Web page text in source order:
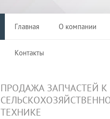
Главная О компании
Контакты
ПРОДАЖА ЗАПЧАСТЕЙ К
ТЕХНИКЕ